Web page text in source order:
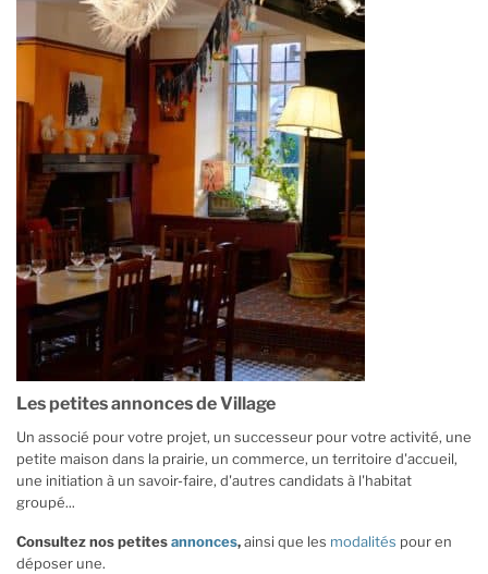
Les petites annonces de Village
Un associé pour votre projet, un successeur pour votre activité, une
petite maison dans la prairie, un commerce, un territoire d'accueil,
une initiation à un savoir-faire, d'autres candidats à l'habitat
groupé...
Consultez nos petitesannonces,ainsi que les modalités pour en
déposer une.